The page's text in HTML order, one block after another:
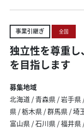
事業引継ぎ 全国
独立性を尊重
を目指します
募集地域
北海道 /青森県 /岩手県
県 /栃木県 /群馬県 /埼
富山県 /石川県 /福井県